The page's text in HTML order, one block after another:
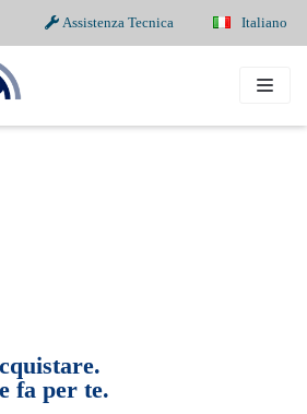
Assistenza Tecnica Italiano
fa per te.